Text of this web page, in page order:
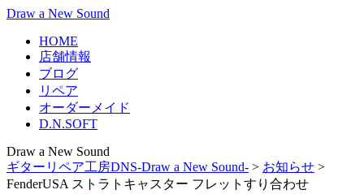
Draw a New Sound
HOME
店舗情報
ブログ
リペア
オーダーメイド
D.N.SOFT
Draw a New Sound
ギターリペア工房DNS-Draw a New Sound- > お知らせ >
FenderUSA ストラトキャスター フレットすり合わせ